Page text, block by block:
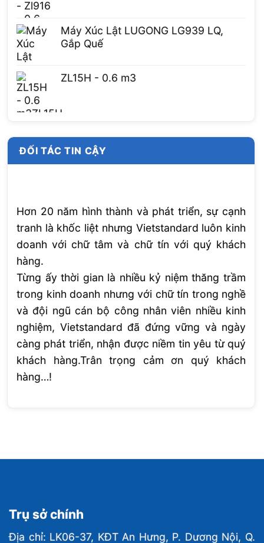
Máy Xúc Lật LUGONG LG939 LQ,
Gắp Quế
ZL15H - 0.6 m3
ĐỐI TÁC TIN CẬY
Hơn 20 năm hình thành và phát triển, sự cạnh
tranh là khốc liệt nhưng Vietstandard luôn kinh
doanh với chữ tâm và chữ tín với quý khách
hàng.
Từng ấy thời gian là nhiều kỷ niệm thăng trầm
trong kinh doanh nhưng với chữ tín trong nghề
và đội ngũ cán bộ công nhân viên nhiều kinh
nghiệm, Vietstandard đã đứng vững và ngày
càng phát triển, nhận được niềm tin yêu từ quý
khách hàng.Trân trọng cảm ơn quý khách
hàng…!
Trụ sở chính
Địa chỉ: LK06-37, KĐT An Hưng, P. Dương Nội, Q.